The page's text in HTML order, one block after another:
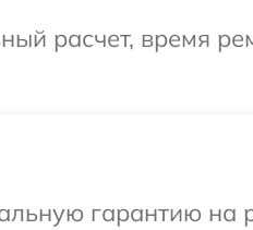
расчет, время
гарантию на